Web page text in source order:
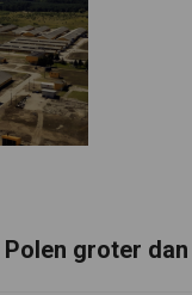
groter dan